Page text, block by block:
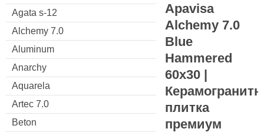
Agata s-12
Alchemy 7.0
Aluminum
Anarchy
Aquarela
Artec 7.0
Beton
Apavisa
Alchemy 7.0
Blue
Hammered
60x30 |
плитка
премиум